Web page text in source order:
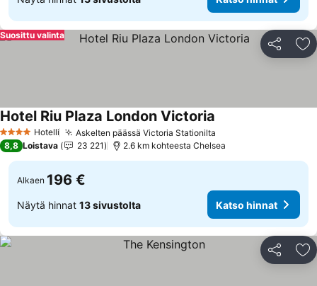
Jaa
Suosittu valinta
4 Tähtiluokitus
Hotelli Askelten päässä Victoria Stationilta
Hotel Riu Plaza London Victoria
8,8 Loistava 23 221 2.6 km kohteesta Chelsea
Alkaen 196 €
Näytä hinnat 13 sivustolta Katso hinnat
Jaa